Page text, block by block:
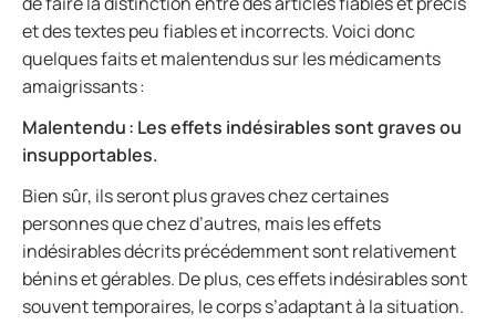
et des textes peu fiables et incorrects. Voici donc
quelques faits et malentendus sur les médicaments
amaigrissants :
Malentendu : Les effets indésirables sont graves ou
insupportables.
Bien sûr, ils seront plus graves chez certaines
personnes que chez d’autres, mais les effets
indésirables décrits précédemment sont relativement
bénins et gérables. De plus, ces effets indésirables sont
souvent temporaires, le corps s’adaptant à la situation.